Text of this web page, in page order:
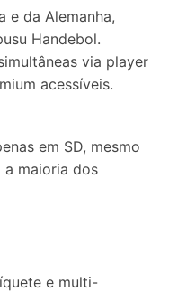
e da Alemanha,
Handebol.
via player
acessíveis.
em SD, mesmo
a maioria dos
e multi-